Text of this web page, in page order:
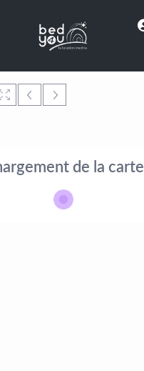
de la carte